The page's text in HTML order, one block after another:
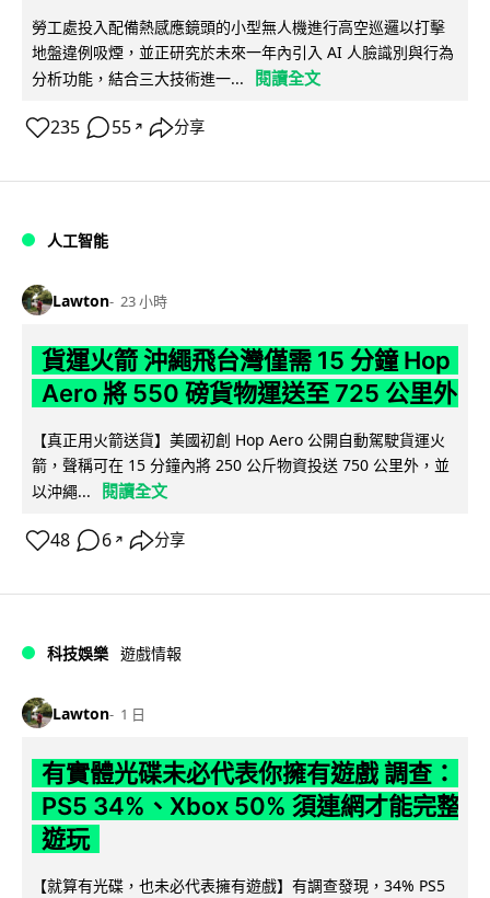
勞工處投入配備熱感應鏡頭的小型無人機進行高空巡邏以打擊
地盤違例吸煙，並正研究於未來一年內引入 AI 人臉識別與行為
分析功能，結合三大技術進一...
閱讀全文
235 55 ↗ 分享
人工智能
Lawton 23 小時
貨運火箭 沖繩飛台灣僅需 15 分鐘 Hop
Aero 將 550 磅貨物運送至 725 公里外
【真正用火箭送貨】美國初創 Hop Aero 公開自動駕駛貨運火
箭，聲稱可在 15 分鐘內將 250 公斤物資投送 750 公里外，並
以沖繩...
閱讀全文
48 6 ↗ 分享
科技娛樂 遊戲情報
Lawton 1 日
有實體光碟未必代表你擁有遊戲 調查：
PS5 34%、Xbox 50% 須連網才能完整
遊玩
【就算有光碟，也未必代表擁有遊戲】有調查發現，34% PS5